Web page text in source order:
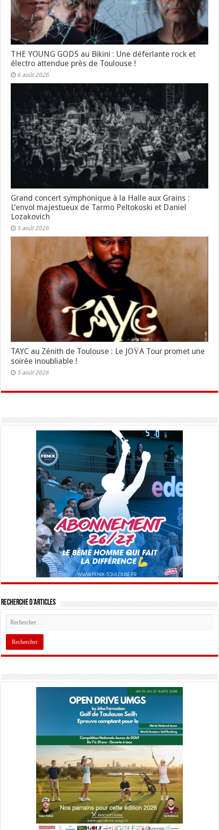
THE YOUNG GODS au Bikini : Une déferlante rock et
électro attendue près de Toulouse !
6 août 2026
Grand concert symphonique à la Halle aux Grains :
L’envol majestueux de Tarmo Peltokoski et Daniel
Lozakovich
5 août 2026
TAYC au Zénith de Toulouse : Le JOŸA Tour promet une
soirée inoubliable !
5 août 2026
Recherche d’articles